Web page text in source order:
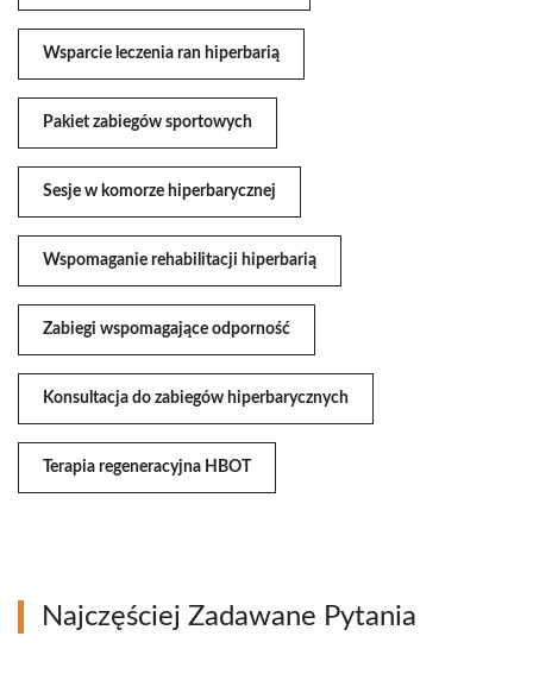
Wsparcie leczenia ran hiperbarią
Pakiet zabiegów sportowych
Sesje w komorze hiperbarycznej
Wspomaganie rehabilitacji hiperbarią
Zabiegi wspomagające odporność
Konsultacja do zabiegów hiperbarycznych
Terapia regeneracyjna HBOT
Najczęściej Zadawane Pytania